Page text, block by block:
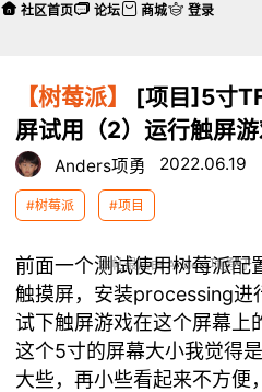
【树莓派】
[项目]5寸
屏试用（2）运行触屏
Anders项勇 2022.06.19
#树莓派 #项目
本帖最后由 Anders项勇
前面一个测试使用树莓派配
触摸屏，安装processing进
试下触屏游戏在这个屏幕上
这个5寸的屏幕大小我觉得
大些，再小些看起来不方便
社区首页 论坛 商城 登录